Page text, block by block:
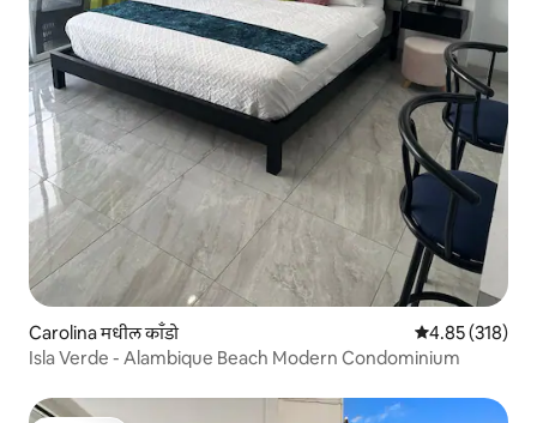
Carolina मधील काँडो 5 पैकी 4.85
4.85 (318)
Isla Verde - Alambique Beach Modern Condominium